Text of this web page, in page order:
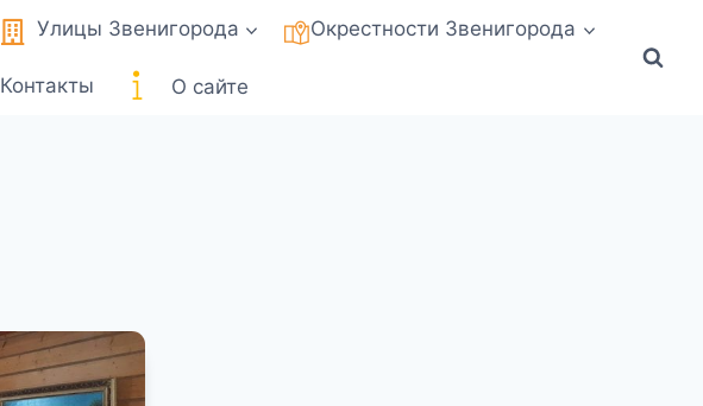
Улицы Звенигорода Окрестности Звенигорода
Контакты О сайте